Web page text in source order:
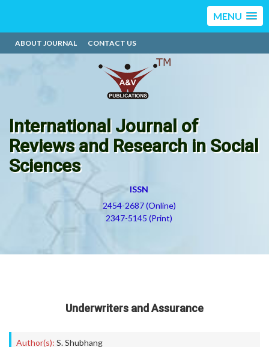
MENU
ABOUT JOURNAL CONTACT US
International Journal of
Reviews and Research in Social
Sciences
ISSN
2454-2687 (Online)
2347-5145 (Print)
Underwriters and Assurance
Author(s): S. Shubhang